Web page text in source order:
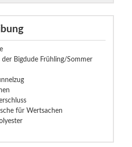
Bigdude Frühling/Sommer
für Wertsachen